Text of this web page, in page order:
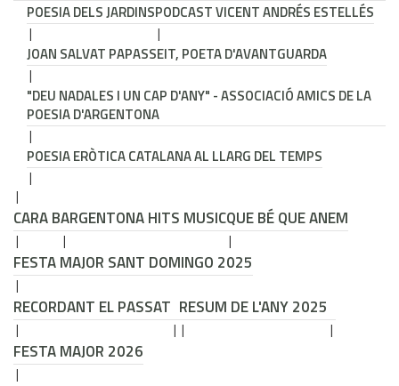
POESIA DELS JARDINSPODCAST VICENT ANDRÉS ESTELLÉS
JOAN SALVAT PAPASSEIT, POETA D'AVANTGUARDA
"DEU NADALES I UN CAP D'ANY" - ASSOCIACIÓ AMICS DE LA
POESIA D'ARGENTONA
POESIA ERÒTICA CATALANA AL LLARG DEL TEMPS
CARA BARGENTONA HITS MUSICQUE BÉ QUE ANEM
FESTA MAJOR SANT DOMINGO 2025
RECORDANT EL PASSAT RESUM DE L'ANY 2025
FESTA MAJOR 2026